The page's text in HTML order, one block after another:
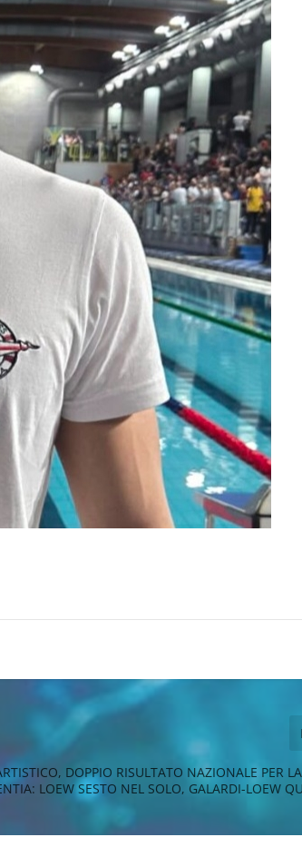
DOPPIO RISULTATO NAZIONALE PER
LOEW SESTO NEL SOLO, GALARDI-LOEW